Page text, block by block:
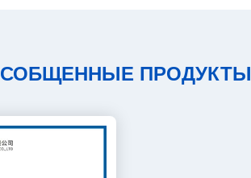
СОБЩЕННЫЕ ПРОДУКТЫ